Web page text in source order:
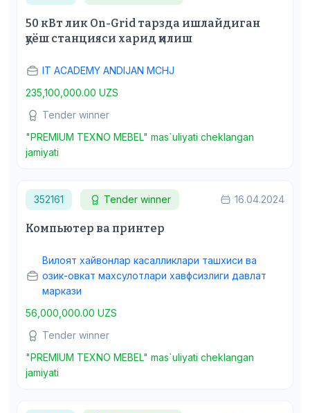
50 кВт лик On-Grid тарзда ишлайдиган
қуёш станцияси харид қилиш
IT ACADEMY ANDIJAN MCHJ
235,100,000.00 UZS
Tender winner
"PREMIUM TEXNO MEBEL" mas`uliyati cheklangan
jamiyati
352161 Tender winner 16.04.2024
Компьютер ва принтер
Вилоят хайвонлар касалликлари ташхиси ва
озик-овкат махсулотлари хавфсизлиги давлат
маркази
56,000,000.00 UZS
Tender winner
"PREMIUM TEXNO MEBEL" mas`uliyati cheklangan
jamiyati